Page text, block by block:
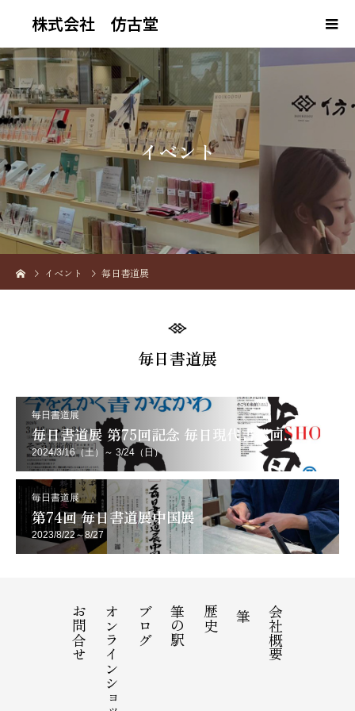
株式会社 仿古堂
イベント
イベント 毎日書道展
毎日書道展
毎日書道展
毎日書道展 第75回記念 毎日現代書巡回...
2024/3/16（土）～ 3/24（日）
毎日書道展
第74回 毎日書道展中国展
2023/8/22～8/27
会社概要
筆
歴史
筆の駅
ブログ
オンラインショップ
お問合せ